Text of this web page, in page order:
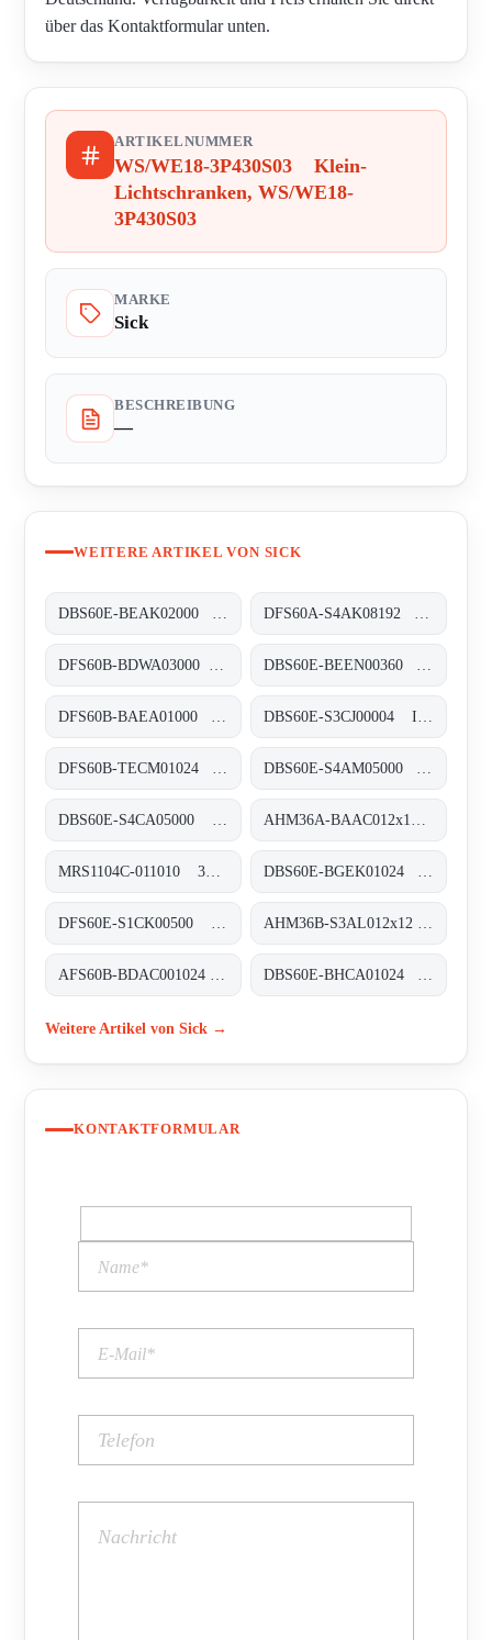
über das Kontaktformular unten.
ARTIKELNUMMER
WS/WE18-3P430S03 Klein-
Lichtschranken, WS/WE18-
3P430S03
MARKE
Sick
BESCHREIBUNG
—
WEITERE ARTIKEL VON SICK
Weitere Artikel von Sick →
KONTAKTFORMULAR